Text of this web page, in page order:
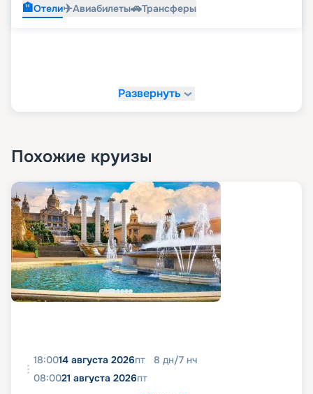
🏨Отели✈️Авиабилеты🚗Трансферы
Развернуть
Похожие круизы
18:0014 августа 2026пт 8 дн/7 нч
08:0021 августа 2026пт